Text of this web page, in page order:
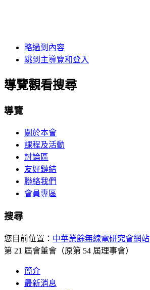
略過到內容
跳到主導覽和登入
導覽觀看搜尋
導覽
關於本會
課程及活動
討論區
友好鏈結
聯絡我們
會員專區
搜尋
您目前位置： 中華業餘無線電研究會網站
第 21 屆會董會（原第 54 屆理事會）
簡介
最新消息